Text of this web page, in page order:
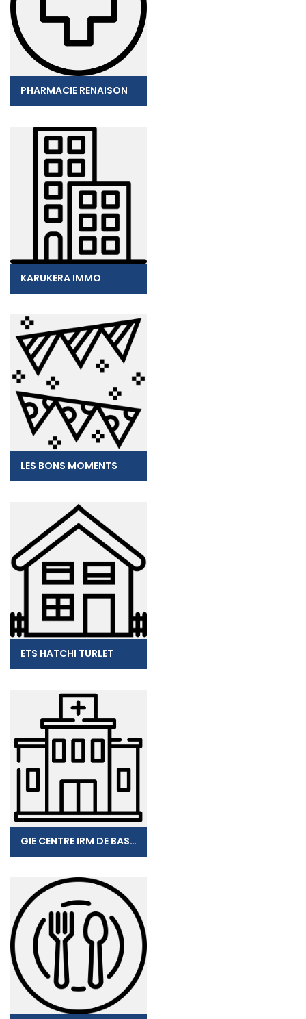
PHARMACIE RENAISON
KARUKERA IMMO
LES BONS MOMENTS
ETS HATCHI TURLET
GIE CENTRE IRM DE BASSE-TERRE